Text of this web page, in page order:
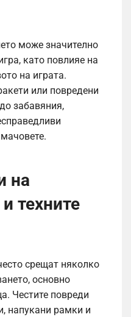
може значително
като повлияе на
на играта.
или повредени
забавяния,
на
техните
срещат няколко
основно
Честите повреди
напукани рамки и